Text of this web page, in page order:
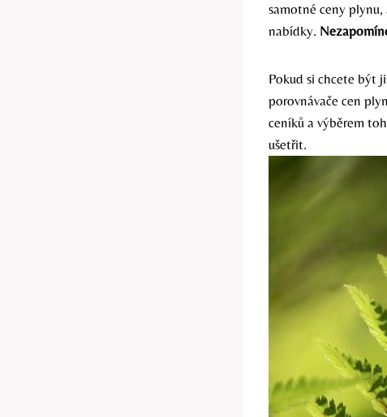
samotné ceny
nabídky.
Pokud si chcete být
porovnávače cen
ceníků a výběrem
ušetřit.